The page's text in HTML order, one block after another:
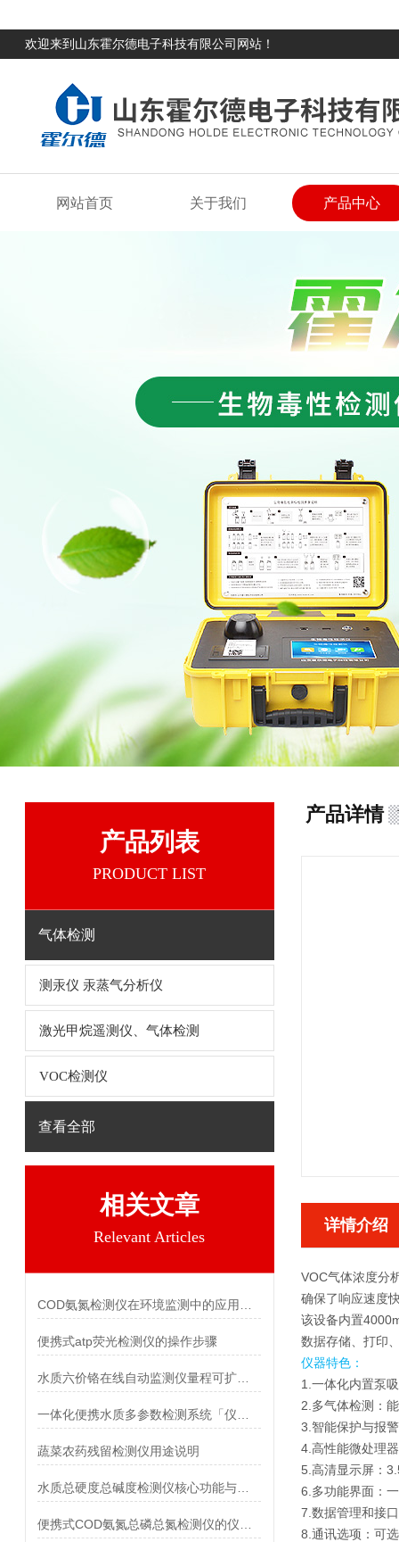
欢迎来到山东霍尔德电子科技有限公司网站！
网站首页 关于我们 产品中心
产品列表
PRODUCT LIST
气体检测
测汞仪 汞蒸气分析仪
激光甲烷遥测仪、气体检测
VOC检测仪
查看全部
相关文章
Relevant Articles
便携式atp荧光检测仪的操作步骤
蔬菜农药残留检测仪用途说明
产品详情
详情介绍
VOC气体浓度分
确保了响应速度
该设备内置
数据存储、打印
仪器特色：
1.一体化内置泵
2.多气体检测：
3.智能保护与报
4.高性能微处理
5.高清显示屏：
6.多功能界面：
7.数据管理和接
8.通讯选项：可